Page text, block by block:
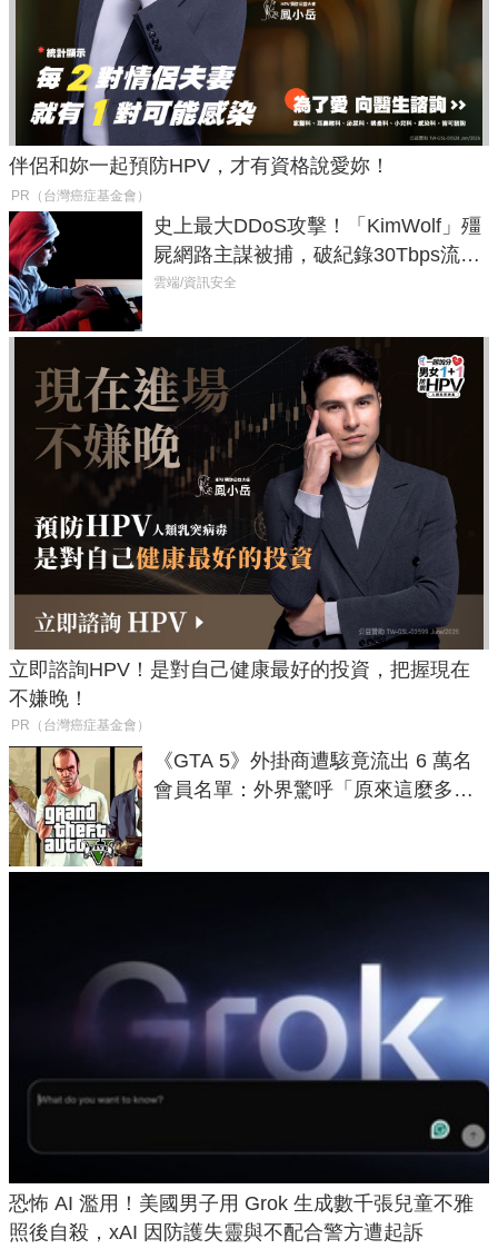
伴侶和妳一起預防HPV，才有資格說愛妳！
PR（台灣癌症基金會）
史上最大DDoS攻擊！「KimWolf」殭
屍網路主謀被捕，破紀錄30Tbps流量
癱瘓全球！
雲端/資訊安全
立即諮詢HPV！是對自己健康最好的投資，把握現在
不嫌晚！
PR（台灣癌症基金會）
《GTA 5》外掛商遭駭竟流出 6 萬名
會員名單：外界驚呼「原來這麼多人
恐怖 AI 濫用！美國男子用 Grok 生成數千張兒童不雅
照後自殺，xAI 因防護失靈與不配合警方遭起訴